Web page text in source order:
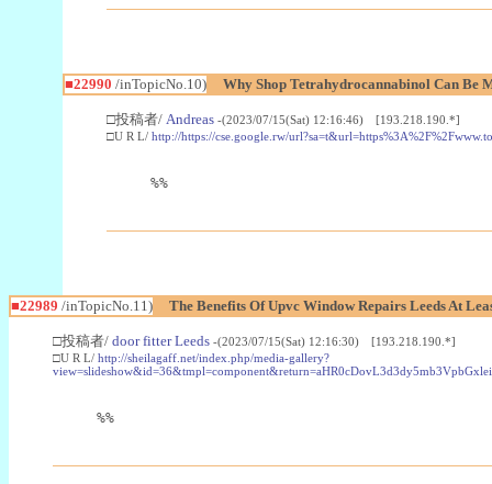
■22990 /inTopicNo.10) Why Shop Tetrahydrocannabinol Can Be
□投稿者/ Andreas -(2023/07/15(Sat) 12:16:46) [193.218.190.*]
□U R L/ http://https://cse.google.rw/
%%
■22989 /inTopicNo.11) The Benefits Of Upvc Window Repairs Leeds At
□投稿者/ door fitter Leeds -(2023/07/15(Sat) 12:16:30) [193.218.190.*]
□U R L/ http://sheilagaff.net/index.php/media-gallery?
%%